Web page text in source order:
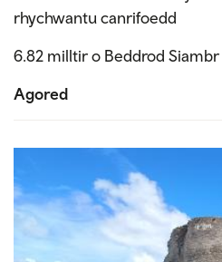
rhychwantu canrifoedd
6.82 milltir o Beddrod Siambr
Agored